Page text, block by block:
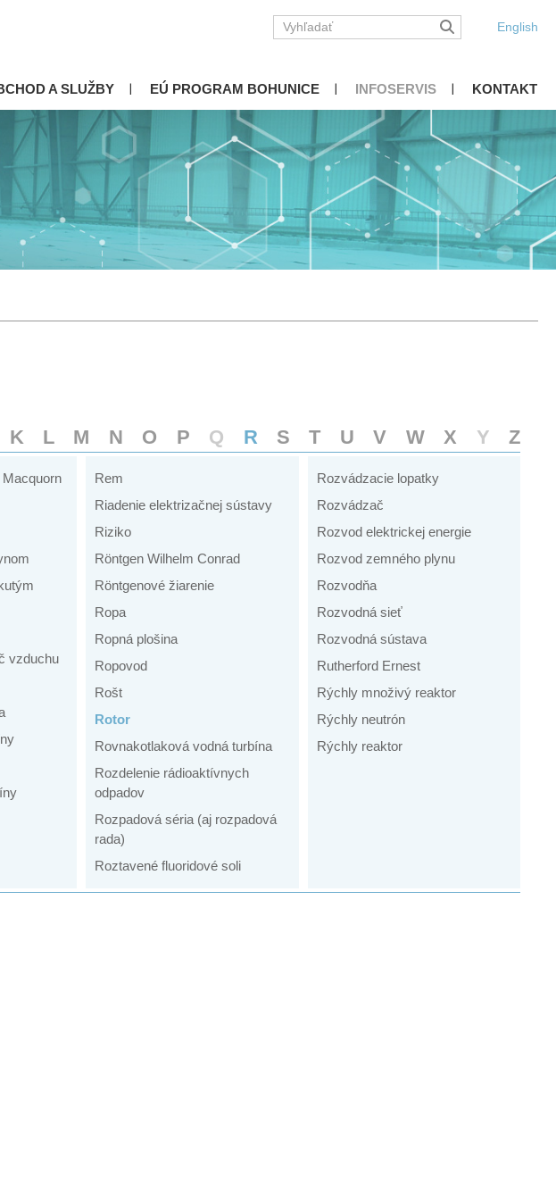
English
A SLUŽBY EÚ PROGRAM BOHUNICE INFOSERVIS KONTAKT
K L M N O P Q R S T U V W X Y Z
vzduchu
Rem
Riadenie elektrizačnej sústavy
Riziko
Röntgen Wilhelm Conrad
Röntgenové žiarenie
Ropa
Ropná plošina
Ropovod
Rošt
Rotor
Rovnakotlaková vodná turbína
Rozdelenie rádioaktívnych
odpadov
Rozpadová séria (aj rozpadová
rada)
Roztavené fluoridové soli
Rozvádzacie lopatky
Rozvádzač
Rozvod elektrickej energie
Rozvod zemného plynu
Rozvodňa
Rozvodná sieť
Rozvodná sústava
Rutherford Ernest
Rýchly množivý reaktor
Rýchly neutrón
Rýchly reaktor